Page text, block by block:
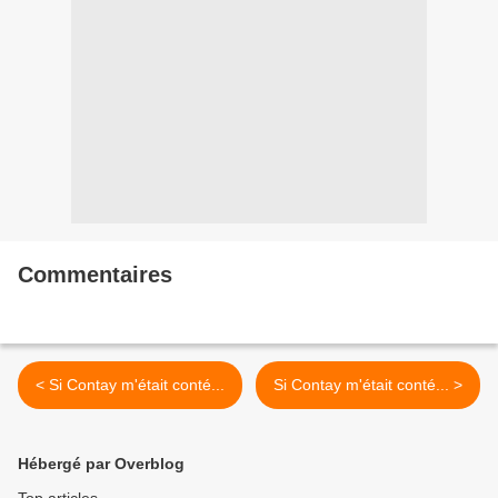
Commentaires
< Si Contay m'était conté... Si Contay m'était conté... >
Hébergé par Overblog